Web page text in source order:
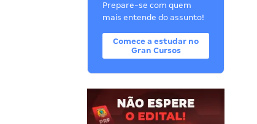
Prepare-se com quem
mais entende do assunto!
Comece a estudar no
Gran Cursos